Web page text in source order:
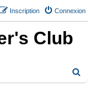
Connexion
Inscription
Club